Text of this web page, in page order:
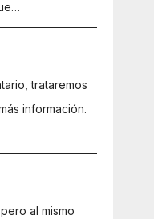
trataremos
información.
al mismo